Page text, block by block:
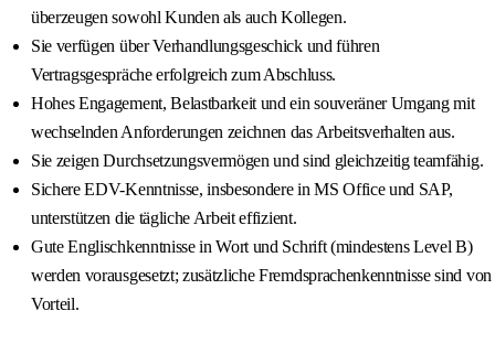
überzeugen sowohl Kunden als auch Kollegen.
Sie verfügen über Verhandlungsgeschick und führen
Vertragsgespräche erfolgreich zum Abschluss.
Hohes Engagement, Belastbarkeit und ein souveräner Umgang mit
wechselnden Anforderungen zeichnen das Arbeitsverhalten aus.
Sie zeigen Durchsetzungsvermögen und sind gleichzeitig teamfähig.
Sichere EDV-Kenntnisse, insbesondere in MS Office und SAP,
unterstützen die tägliche Arbeit effizient.
Gute Englischkenntnisse in Wort und Schrift (mindestens Level B)
werden vorausgesetzt; zusätzliche Fremdsprachenkenntnisse sind von
Vorteil.